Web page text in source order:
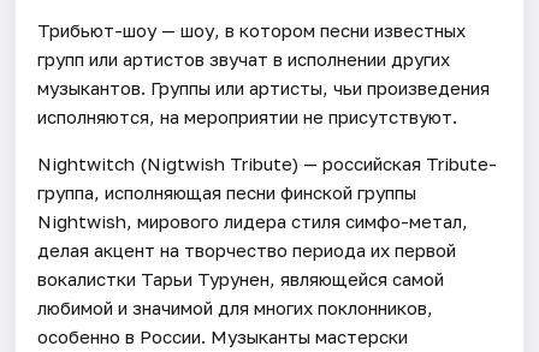
Трибьют-шоу — шоу, в котором песни известных
групп или артистов звучат в исполнении других
музыкантов. Группы или артисты, чьи произведения
исполняются, на мероприятии не присутствуют.
Nightwitch (Nigtwish Tribute) — российская Tribute-
группа, исполняющая песни финской группы
Nightwish, мирового лидера стиля симфо-метал,
делая акцент на творчество периода их первой
вокалистки Тарьи Турунен, являющейся самой
любимой и значимой для многих поклонников,
особенно в России. Музыканты мастерски